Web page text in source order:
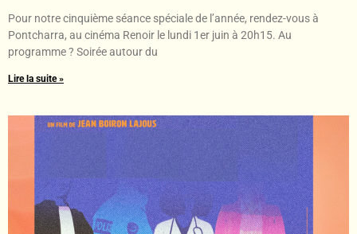
Pour notre cinquième séance spéciale de l’année, rendez-vous à
Pontcharra, au cinéma Renoir le lundi 1er juin à 20h15. Au
programme ? Soirée autour du
Lire la suite »